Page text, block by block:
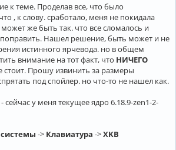
к теме. Проделав все, что было
, к слову. сработало, меня не покидала
же быть так. что все сломалось и
Нашел решение, быть может и не
истинного ярчевода. но в общем
внимание на тот факт, что НИЧЕГО
стоит. Прошу извинить за размеры
под спойлер. но что-то не нашел как.
- сейчас у меня текущее ядро 6.18.9-zen1-2-
-> Клавиатура ->XKB